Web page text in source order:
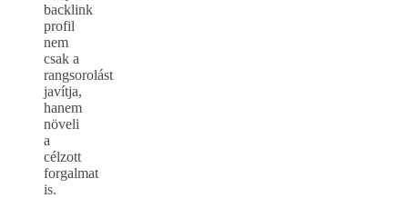
backlink
profil
nem
csak a
rangsorolást
javítja,
hanem
növeli
a
célzott
forgalmat
is.